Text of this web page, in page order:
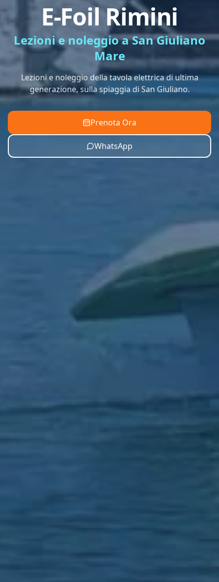
E-Foil Rimini
Lezioni e noleggio a San Giuliano
Mare
Lezioni e noleggio della tavola elettrica di ultima
generazione, sulla spiaggia di San Giuliano.
Prenota Ora
WhatsApp